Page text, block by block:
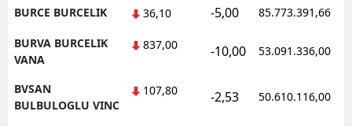
BURCE BURCELIK 36,10 -5,00 85.773.391,66
BURVA BURCELIK
VANA
837,00 -10,00 53.091.336,00
BVSAN
BULBULOGLU VINC
107,80 -2,53 50.610.116,00